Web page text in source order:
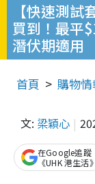
【快速測
買到！最平
潛伏期適用
首頁 購物情
文: 梁穎心
在Google追蹤
《UHK 港生活》